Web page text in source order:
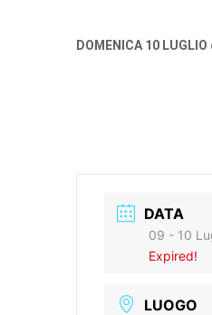
DOMENICA 10 LUGLIO
DATA
09 - 10
Expired!
LUOGO